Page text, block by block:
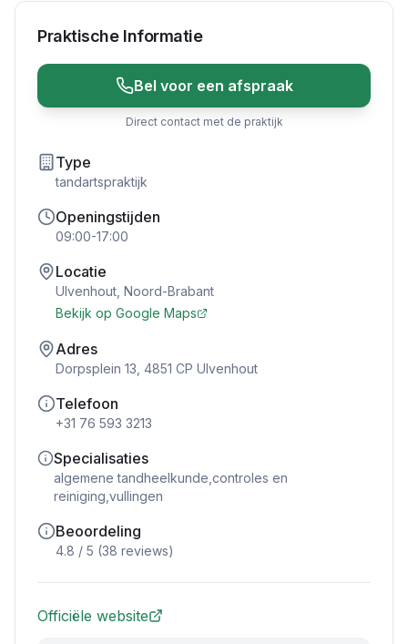
Praktische Informatie
Bel voor een afspraak
Direct contact met de praktijk
Type
tandartspraktijk
Openingstijden
09:00-17:00
Locatie
Ulvenhout Noord-Brabant
Bekijk op Google Maps
Adres
Dorpsplein 13, 4851 CP Ulvenhout
Telefoon
+31 76 593 3213
Specialisaties
algemene tandheelkunde,controles en
reiniging,vullingen
Beoordeling
4.8 / 5 (38 reviews)
Officiële website